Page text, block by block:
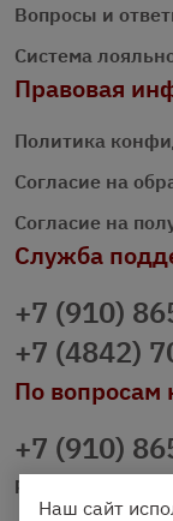
Вопросы и
Система
Правовая
Политика
Согласие на
Согласие на
Служба
+7 (910)
+7 (4842)
По вопросам
+7 (910)
Наш сайт